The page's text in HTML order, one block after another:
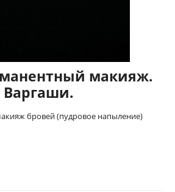
макияж.
Варгаши.
бровей (пудровое напыление)